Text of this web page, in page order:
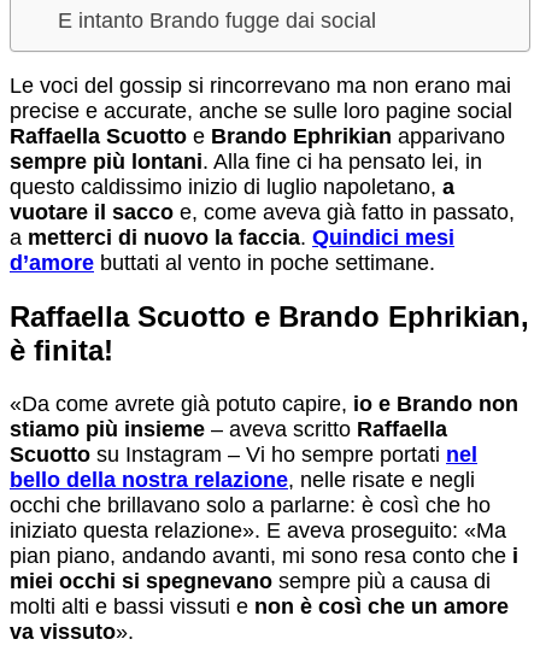
E intanto Brando fugge dai social
Le voci del gossip si rincorrevano ma non erano mai
precise e accurate, anche se sulle loro pagine social
Raffaella Scuotto e Brando Ephrikian apparivano
sempre più lontani. Alla fine ci ha pensato lei, in
questo caldissimo inizio di luglio napoletano, a
vuotare il sacco e, come aveva già fatto in passato,
a metterci di nuovo la faccia. Quindici mesi
d’amore buttati al vento in poche settimane.
Raffaella Scuotto e Brando Ephrikian,
è finita!
«Da come avrete già potuto capire, io e Brando non
stiamo più insieme – aveva scritto Raffaella
Scuotto su Instagram – Vi ho sempre portati nel
bello della nostra relazione, nelle risate e negli
occhi che brillavano solo a parlarne: è così che ho
iniziato questa relazione». E aveva proseguito: «Ma
pian piano, andando avanti, mi sono resa conto che i
miei occhi si spegnevano sempre più a causa di
molti alti e bassi vissuti e non è così che un amore
va vissuto».